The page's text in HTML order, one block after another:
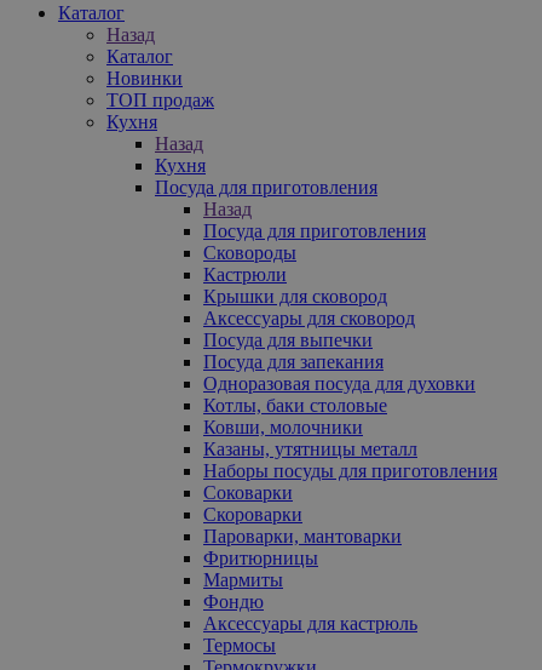
Каталог
Назад
Каталог
Новинки
ТОП продаж
Кухня
Назад
Кухня
Посуда для приготовления
Назад
Посуда для приготовления
Сковороды
Кастрюли
Крышки для сковород
Аксессуары для сковород
Посуда для выпечки
Посуда для запекания
Одноразовая посуда для духовки
Котлы, баки столовые
Ковши, молочники
Казаны, утятницы металл
Наборы посуды для приготовления
Соковарки
Скороварки
Пароварки, мантоварки
Фритюрницы
Мармиты
Фондю
Аксессуары для кастрюль
Термосы